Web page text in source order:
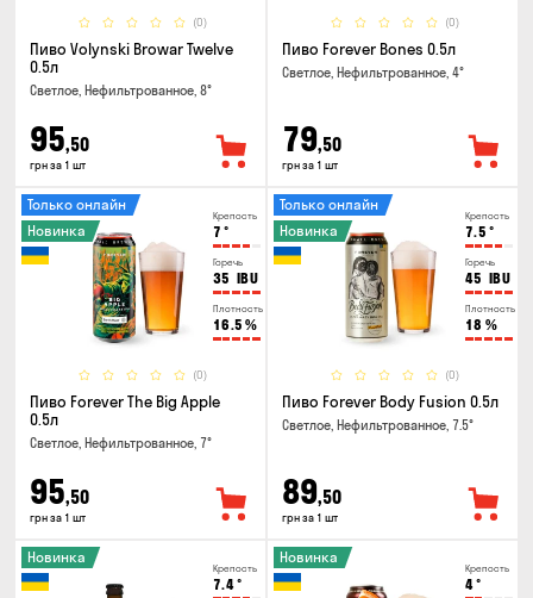
(0)
Пиво Volynski Browar Twelve
0.5л
Светлое, Нефильтрованное, 8°
95,50
грн за 1 шт
(0)
Пиво Forever Bones 0.5л
Светлое, Нефильтрованное, 4°
79,50
грн за 1 шт
Крепость
7 °
Горечь
35 IBU
Плотность
16.5 %
(0)
Только онлайн
Новинка
Пиво Forever The Big Apple
0.5л
Светлое, Нефильтрованное, 7°
95,50
грн за 1 шт
Крепость
7.5 °
Горечь
45 IBU
Плотность
18 %
(0)
Только онлайн
Новинка
Пиво Forever Body Fusion 0.5л
Светлое, Нефильтрованное, 7.5°
89,50
грн за 1 шт
Крепость
7.4°
Новинка
Крепость
4°
Новинка